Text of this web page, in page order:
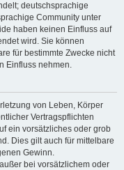
deutschsprachige
Community unter
haben keinen Einfluss auf
wird. Sie können
für bestimmte Zwecke nicht
Einfluss nehmen.
von Leben, Körper
Vertragspflichten
ein vorsätzliches oder grob
Dies gilt auch für mittelbare
Gewinn.
bei vorsätzlichem oder